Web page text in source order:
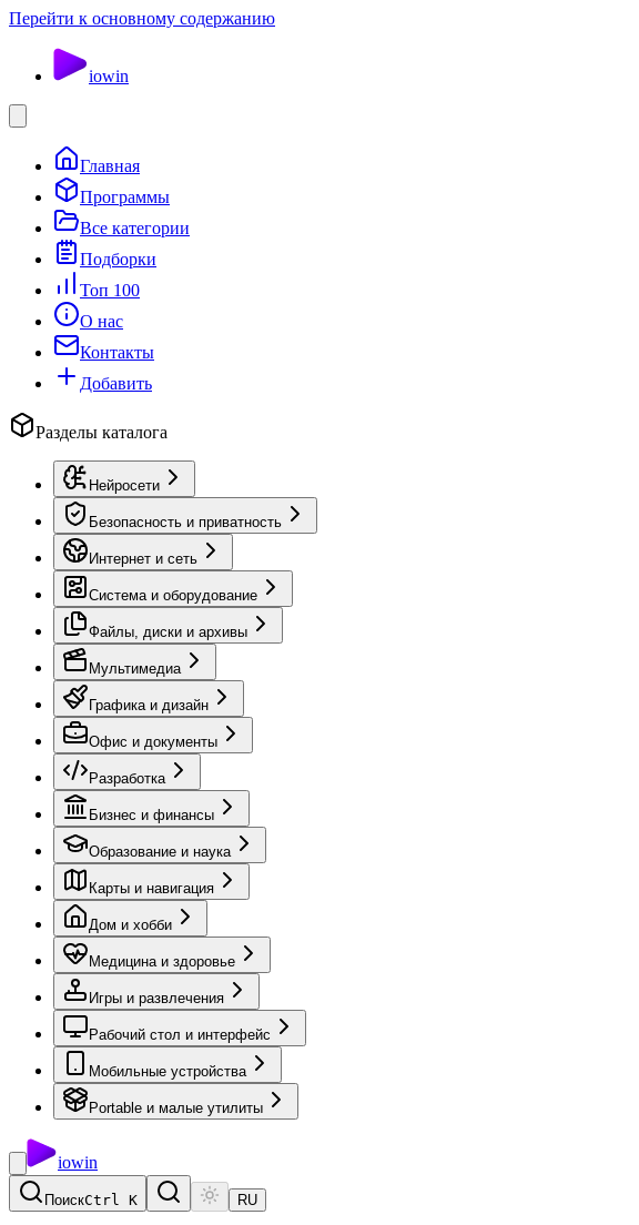
Перейти к основному содержанию
iowin
Главная
Программы
Все категории
Подборки
Топ 100
О нас
Контакты
Добавить
Разделы каталога
Нейросети
Безопасность и приватность
Интернет и сеть
Система и оборудование
Файлы, диски и архивы
Мультимедиа
Графика и дизайн
Офис и документы
Разработка
Бизнес и финансы
Образование и наука
Карты и навигация
Дом и хобби
Медицина и здоровье
Игры и развлечения
Рабочий стол и интерфейс
Мобильные устройства
Portable и малые утилиты
iowin
ПоискCtrl K RU